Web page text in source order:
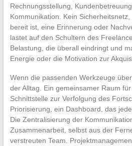
Rechnungsstellung,
Kommunikation. Kein
bereit ist, eine Erinnerung oder
lastet auf den Schultern des
Belastung, die überall eindringt und
Energie oder die Motivation zur
Wenn die passenden Werkzeuge
der Alltag. Ein gemeinsamer Raum
Schnittstelle zur Verfolgung des
Priorisierung, ein Dashboard, das
Die Zentralisierung der
Zusammenarbeit, selbst aus der
verstreuten Team.